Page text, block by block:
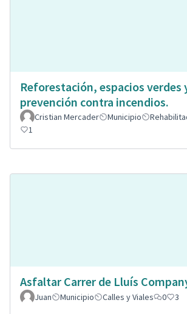
Reforestación, espacios verdes
prevención contra incendios.
Cristian Mercader Municipio
1
Asfaltar Carrer de Lluís
Juan
Municipio Calles y Viales 0 3